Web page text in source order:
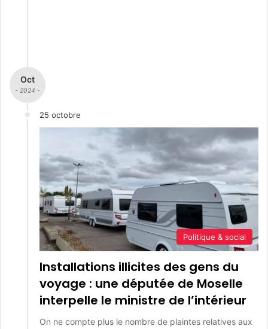
Oct
- 2024 -
25 octobre
Politique & social
Installations illicites des gens du
voyage : une députée de Moselle
interpelle le ministre de l’intérieur
On ne compte plus le nombre de plaintes relatives aux